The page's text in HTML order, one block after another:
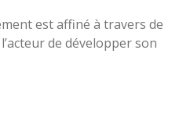
est affiné à travers de
de développer son